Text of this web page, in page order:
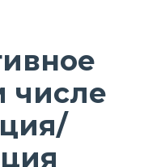
числе